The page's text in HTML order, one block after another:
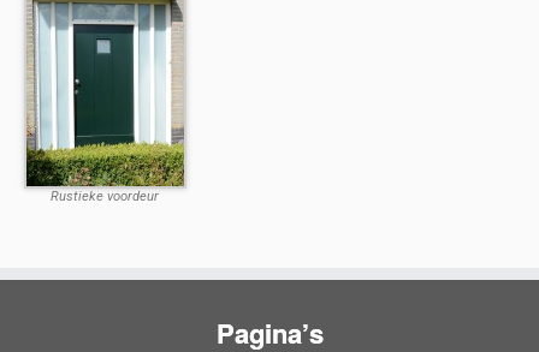
Rustieke voordeur
Pagina’s